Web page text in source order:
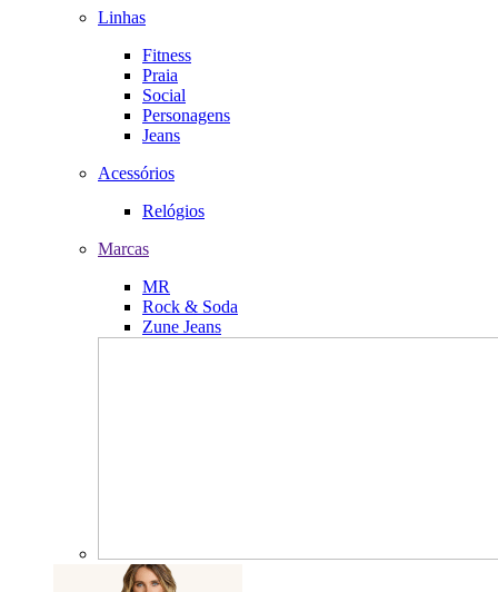
Linhas
Fitness
Praia
Social
Personagens
Jeans
Acessórios
Relógios
Marcas
MR
Rock & Soda
Zune Jeans